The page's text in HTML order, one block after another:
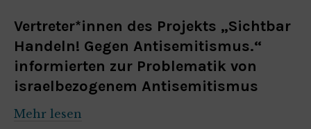
Vertreter*innen des Projekts „Sichtbar
Handeln! Gegen Antisemitismus.“
informierten zur Problematik von
israelbezogenem Antisemitismus
Mehr lesen